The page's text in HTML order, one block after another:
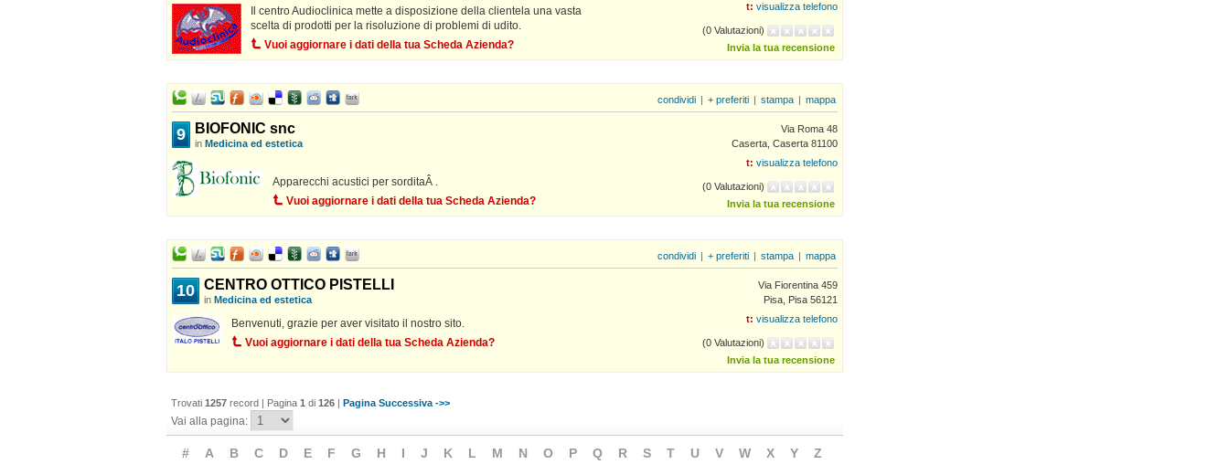
Il centro Audioclinica mette a disposizione della clientela una vasta
scelta di prodotti per la risoluzione di problemi di udito.
Vuoi aggiornare i dati della tua Scheda Azienda?
t: visualizza telefono
(0 Valutazioni)
Invia la tua recensione
condividi + preferiti stampa mappa
9 BIOFONIC snc
in Medicina ed estetica
Apparecchi acustici per sorditaÂ .
Vuoi aggiornare i dati della tua Scheda Azienda?
Via Roma 48
Caserta, Caserta 81100
t: visualizza telefono
(0 Valutazioni)
Invia la tua recensione
condividi + preferiti stampa mappa
10 CENTRO OTTICO PISTELLI
in Medicina ed estetica
Benvenuti, grazie per aver visitato il nostro sito.
Vuoi aggiornare i dati della tua Scheda Azienda?
Via Fiorentina 459
Pisa, Pisa 56121
t: visualizza telefono
(0 Valutazioni)
Invia la tua recensione
Trovati 1257 record | Pagina 1 di 126 Pagina Successiva ->>
Vai alla pagina:
# A B C D E F G H I J K L M N O P Q R S T U V W X Y Z